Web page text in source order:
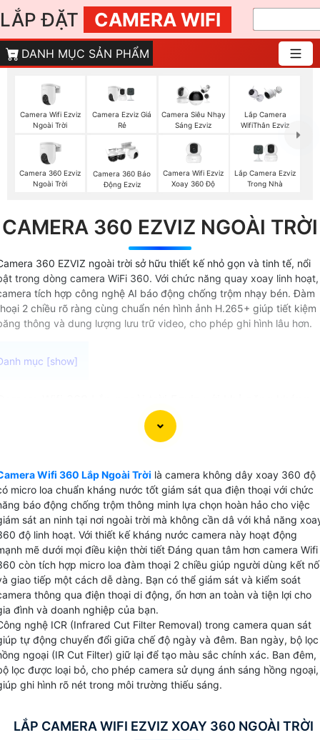
LẮP ĐẶT CAMERA WIFI
DANH MỤC SẢN PHẨM
Camera Wifi Ezviz
Ngoài Trời
Camera Ezviz Giá
Rẻ
Camera Siêu Nhạy
Sáng Ezviz
Lắp Camera
WifiThân Ezviz
Camera 360 Ezviz
Ngoài Trời
Camera 360 Báo
Động Ezviz
Camera Wifi Ezviz
Xoay 360 Độ
Lắp Camera Ezviz
Trong Nhà
CAMERA 360 EZVIZ NGOÀI TRỜI
360 EZVIZ ngoài trời sở hữu thiết kế nhỏ gọn và tinh tế, nổi
trong dòng camera WiFi 360. Với chức năng quay xoay linh hoạt,
tích hợp công nghệ AI báo động chống trộm nhạy bén. Đàm
2 chiều rõ ràng cùng chuẩn nén hình ảnh H.265+ giúp tiết kiệm
thông và dung lượng lưu trữ video, cho phép ghi hình lâu hơn.
tốt chức năng quay xoay và báo động chống trộm
quả. Camera Wifi 360 Lắp Ngoài Trời phù hợp sử dụng
dùng. Với độ phân giải 2.0MP công nghệ IP, Camera
360 ngoài trời Ezviz cung cấp hình ảnh sắc nét, chi tiết
không bị mờ hay nhoè. Những trang bị mới được tích
đem lại lợi ích cho bạn quan sát và giám sát mọi hoạt
xung quanh một cách rõ ràng và chính xác.Với ưu
vượt trội về khả năng kháng nước và chức năng
Camera Wifi 360 ngoài trời Ezviz là sự lựa chọn
tiết kiệm chi phí và mang lại hiệu quả lớn cho việc
gia đình và cửa hàng của bạn.
Wifi 360 Lắp Ngoài Trời là camera không dây xoay 360 độ
micro loa chuẩn kháng nước tốt giám sát qua điện thoại với chức
báo động chống trộm thông minh lựa chọn hoàn hảo cho việc
sát an ninh tại nơi ngoài trời mà không cần dâ với khả năng
độ linh hoạt. Với thiết kế kháng nước camera này hoạt động
mẽ dưới mọi điều kiện thời tiết Đáng quan tâm hơn camera Wifi
còn tích hợp micro loa đàm thoại 2 chiều giúp người dùng kết
giao tiếp một cách dễ dàng. Bạn có thể giám sát và kiểm soát
thông qua điện thoại di động, ổn hơn an toàn và tiện lợi cho
đình và doanh nghiệp của bạn.
nghệ ICR (Infrared Cut Filter Removal) trong camera quan sát
tự động chuyển đổi giữa chế độ ngày và đêm. Ban ngày, bộ lọc
ngoại (IR Cut Filter) giữ lại để tạo màu sắc chính xác. Ban đêm,
lọc được loại bỏ, cho phép camera sử dụng ánh sáng hồng ngoại,
ghi hình rõ nét trong môi trường thiếu sáng.
LẮP CAMERA WIFI EZVIZ XOAY 360 NGOÀI TRỜI